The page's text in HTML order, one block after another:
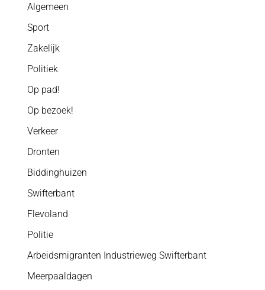
Algemeen
Sport
Zakelijk
Politiek
Op pad!
Op bezoek!
Verkeer
Dronten
Biddinghuizen
Swifterbant
Flevoland
Politie
Arbeidsmigranten Industrieweg Swifterbant
Meerpaaldagen